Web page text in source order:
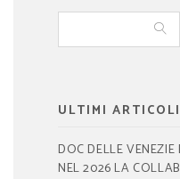
ULTIMI ARTICOLI
DOC DELLE VENEZIE
NEL 2026 LA